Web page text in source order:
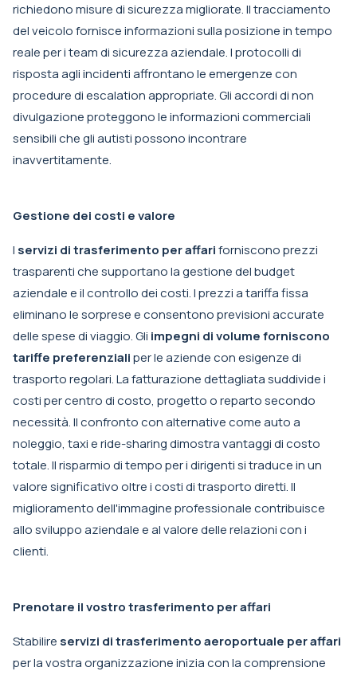
richiedono misure di sicurezza migliorate. Il tracciamento
del veicolo fornisce informazioni sulla posizione in tempo
reale per i team di sicurezza aziendale. I protocolli di
risposta agli incidenti affrontano le emergenze con
procedure di escalation appropriate. Gli accordi di non
divulgazione proteggono le informazioni commerciali
sensibili che gli autisti possono incontrare
inavvertitamente.
Gestione dei costi e valore
I servizi di trasferimento per affariforniscono prezzi
trasparenti che supportano la gestione del budget
aziendale e il controllo dei costi. I prezzi a tariffa fissa
eliminano le sorprese e consentono previsioni accurate
delle spese di viaggio. Gli impegni di volume forniscono
tariffe preferenzialiper le aziende con esigenze di
trasporto regolari. La fatturazione dettagliata suddivide i
costi per centro di costo, progetto o reparto secondo
necessità. Il confronto con alternative come auto a
noleggio, taxi e ride-sharing dimostra vantaggi di costo
totale. Il risparmio di tempo per i dirigenti si traduce in un
valore significativo oltre i costi di trasporto diretti. Il
miglioramento dell'immagine professionale contribuisce
allo sviluppo aziendale e al valore delle relazioni con i
clienti.
Prenotare il vostro trasferimento per affari
Stabilire servizi di trasferimento aeroportuale per affari
per la vostra organizzazione inizia con la comprensione